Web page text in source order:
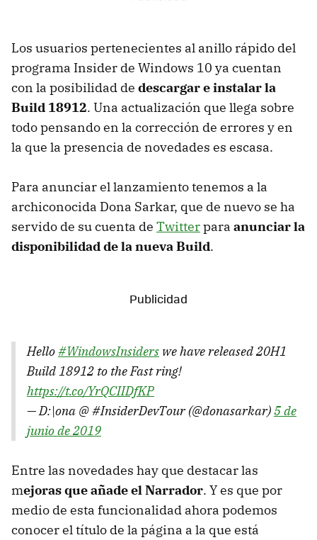
Los usuarios pertenecientes al anillo rápido del
programa Insider de Windows 10 ya cuentan
con la posibilidad de descargar e instalar la
Build 18912. Una actualización que llega sobre
todo pensando en la corrección de errores y en
la que la presencia de novedades es escasa.
Para anunciar el lanzamiento tenemos a la
archiconocida Dona Sarkar, que de nuevo se ha
servido de su cuenta de Twitterpara anunciar la
disponibilidad de la nueva Build.
Hello#WindowsInsiders we have released 20H1
Build 18912 to the Fast ring!
https://t.co/YrQCIIDfKP
— D:\ona @ #InsiderDevTour (@donasarkar)5 de
junio de 2019
Entre las novedades hay que destacar las
mejoras que añade el Narrador. Y es que por
medio de esta funcionalidad ahora podemos
conocer el título de la página a la que está